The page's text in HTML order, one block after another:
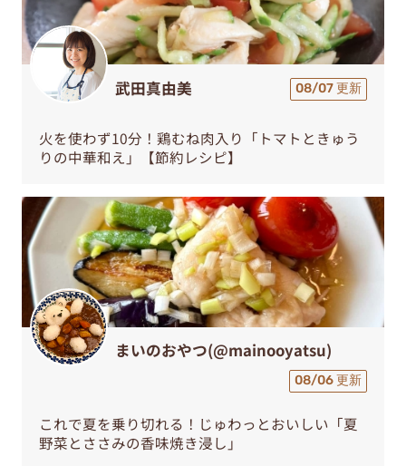
武田真由美 08/07 更新
火を使わず10分！鶏むね肉入り「トマトときゅう
りの中華和え」【節約レシピ】
まいのおやつ(@mainooyatsu)
08/06 更新
これで夏を乗り切れる！じゅわっとおいしい「夏
野菜とささみの香味焼き浸し」